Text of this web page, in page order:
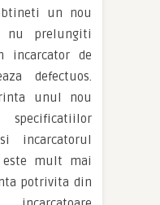
un nou
nu prelungiti
incarcator de
defectuos.
unul nou
incarcatorul
mult mai
potrivita din